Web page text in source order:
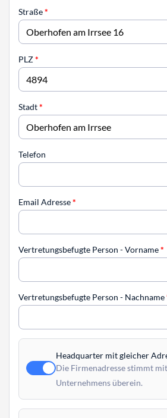
Straße*
PLZ*
Stadt*
Telefon
Email Adresse*
Vertretungsbefugte Person - Vorname*
Vertretungsbefugte Person - Nachname
Headquarter mit gleicher
Die Firmenadresse stimmt
Unternehmens überein.